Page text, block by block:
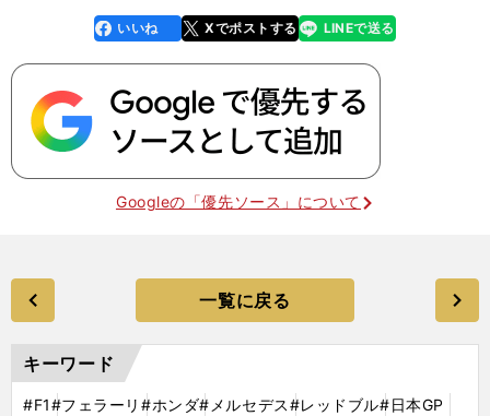
faceboo
k
いいね Xでポストする
line LINEで送る
Googleの「優先ソース」について
一覧に戻る
キーワード
#F1#フェラーリ#ホンダ#メルセデス#レッドブル#日本GP